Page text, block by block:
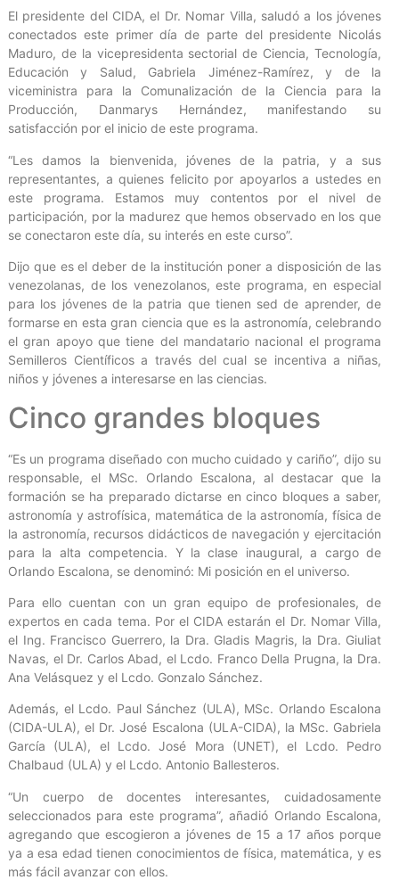
El presidente del CIDA, el Dr. Nomar Villa, saludó a los jóvenes
conectados este primer día de parte del presidente Nicolás
Maduro, de la vicepresidenta sectorial de Ciencia, Tecnología,
Educación y Salud, Gabriela Jiménez-Ramírez, y de la
viceministra para la Comunalización de la Ciencia para la
Producción, Danmarys Hernández, manifestando su
satisfacción por el inicio de este programa.
“Les damos la bienvenida, jóvenes de la patria, y a sus
representantes, a quienes felicito por apoyarlos a ustedes en
este programa. Estamos muy contentos por el nivel de
participación, por la madurez que hemos observado en los que
se conectaron este día, su interés en este curso”.
Dijo que es el deber de la institución poner a disposición de las
venezolanas, de los venezolanos, este programa, en especial
para los jóvenes de la patria que tienen sed de aprender, de
formarse en esta gran ciencia que es la astronomía, celebrando
el gran apoyo que tiene del mandatario nacional el programa
Semilleros Científicos a través del cual se incentiva a niñas,
niños y jóvenes a interesarse en las ciencias.
Cinco grandes bloques
“Es un programa diseñado con mucho cuidado y cariño”, dijo su
responsable, el MSc. Orlando Escalona, al destacar que la
formación se ha preparado dictarse en cinco bloques a saber,
astronomía y astrofísica, matemática de la astronomía, física de
la astronomía, recursos didácticos de navegación y ejercitación
para la alta competencia. Y la clase inaugural, a cargo de
Orlando Escalona, se denominó: Mi posición en el universo.
Para ello cuentan con un gran equipo de profesionales, de
expertos en cada tema. Por el CIDA estarán el Dr. Nomar Villa,
el Ing. Francisco Guerrero, la Dra. Gladis Magris, la Dra. Giuliat
Navas, el Dr. Carlos Abad, el Lcdo. Franco Della Prugna, la Dra.
Ana Velásquez y el Lcdo. Gonzalo Sánchez.
Además, el Lcdo. Paul Sánchez (ULA), MSc. Orlando Escalona
(CIDA-ULA), el Dr. José Escalona (ULA-CIDA), la MSc. Gabriela
García (ULA), el Lcdo. José Mora (UNET), el Lcdo. Pedro
Chalbaud (ULA) y el Lcdo. Antonio Ballesteros.
“Un cuerpo de docentes interesantes, cuidadosamente
seleccionados para este programa”, añadió Orlando Escalona,
agregando que escogieron a jóvenes de 15 a 17 años porque
ya a esa edad tienen conocimientos de física, matemática, y es
más fácil avanzar con ellos.